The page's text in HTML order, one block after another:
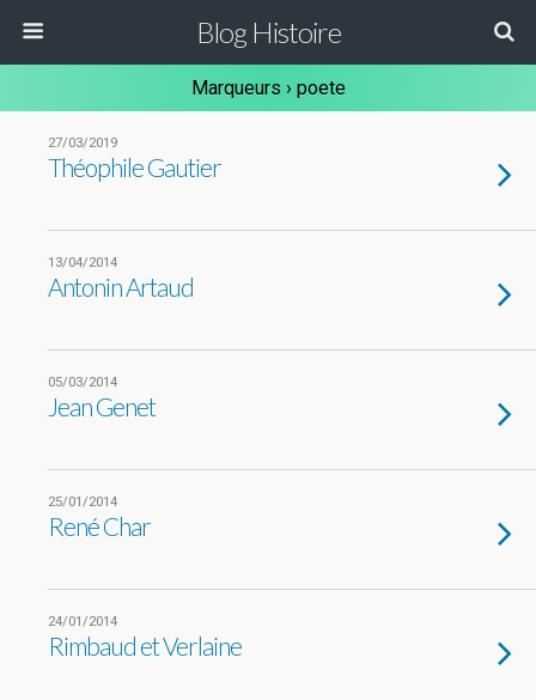
Blog Histoire
Marqueurs › poete
27/03/2019
Théophile Gautier
13/04/2014
Antonin Artaud
05/03/2014
Jean Genet
25/01/2014
René Char
24/01/2014
Rimbaud et Verlaine